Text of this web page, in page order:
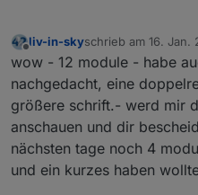
Offline
liv-in-skyschrieb am 16. Jan.
zuletzt editiert von
wow - 12 module - habe
nachgedacht, eine
größere schrift.- werd mir
anschauen und dir
nächsten tage noch 4
und ein kurzes haben